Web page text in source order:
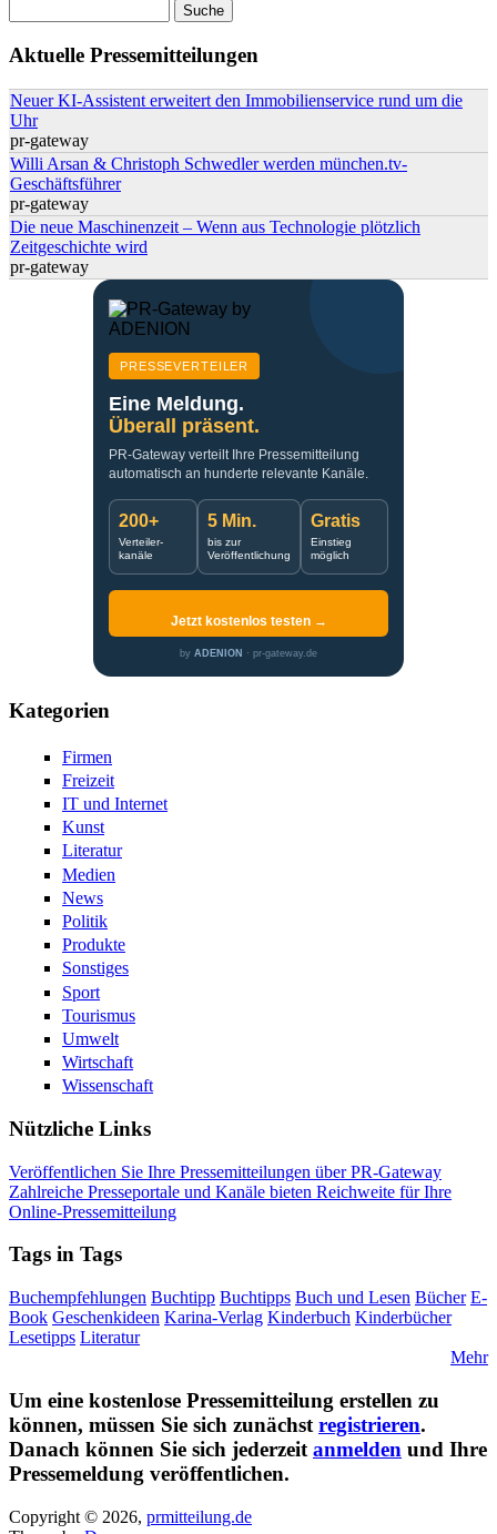
Aktuelle Pressemitteilungen
Neuer KI-Assistent erweitert den Immobilienservice rund um die
Uhr
pr-gateway
Willi Arsan & Christoph Schwedler werden münchen.tv-
Geschäftsführer
pr-gateway
Die neue Maschinenzeit – Wenn aus Technologie plötzlich
Zeitgeschichte wird
pr-gateway
PRESSEVERTEILER
Eine Meldung.
Überall präsent.
PR-Gateway verteilt Ihre Pressemitteilung
automatisch an hunderte relevante Kanäle.
200+
Verteiler-
kanäle
5 Min.
bis zur
Veröffentlichung
Gratis
Einstieg
möglich
Jetzt kostenlos testen →
by ADENION · pr-gateway.de
Kategorien
Firmen
Freizeit
IT und Internet
Kunst
Literatur
Medien
News
Politik
Produkte
Sonstiges
Sport
Tourismus
Umwelt
Wirtschaft
Wissenschaft
Nützliche Links
Veröffentlichen Sie Ihre Pressemitteilungen über PR-Gateway
Zahlreiche Presseportale und Kanäle bieten Reichweite für Ihre
Online-Pressemitteilung
Tags in Tags
Buchempfehlungen Buchtipp Buchtipps Buch und Lesen Bücher E-
Book Geschenkideen Karina-Verlag Kinderbuch Kinderbücher
Lesetipps Literatur
Mehr
Um eine kostenlose Pressemitteilung erstellen zu
können, müssen Sie sich zunächst registrieren.
Danach können Sie sich jederzeit anmelden und Ihre
Pressemeldung veröffentlichen.
Copyright © 2026, prmitteilung.de